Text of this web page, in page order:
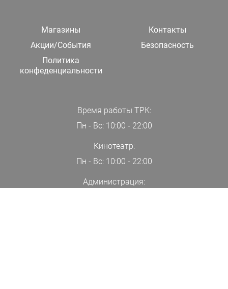
Магазины
Контакты
Акции/События
Безопасность
Политика
конфеденциальности
Время работы ТРК:
Пн - Вс: 10:00 - 22:00
Кинотеатр:
Пн - Вс: 10:00 - 22:00
Администрация: